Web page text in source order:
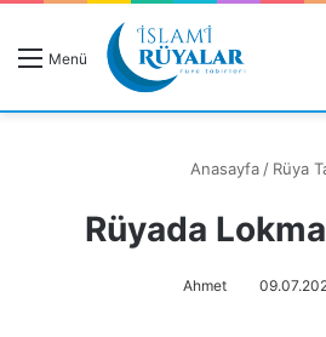
Menü
Anasayfa / Rüya
Rüyada
Ahmet
Rüyanızı